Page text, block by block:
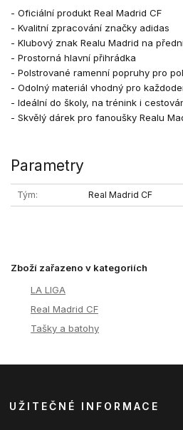
- Oficiální produkt Real Madrid CF
- Kvalitní zpracování značky adidas
- Klubový znak Realu Madrid na
- Prostorná hlavní přihrádka
- Polstrované ramenní popruhy pro
- Odolný materiál vhodný pro
- Ideální do školy, na trénink i
- Skvělý dárek pro fanoušky Realu
Parametry
Tým Real Madrid CF
Zboží zařazeno v kategoriích
LA LIGA
Real Madrid CF
Tašky a batohy
UŽITEČNÉ INFORMACE